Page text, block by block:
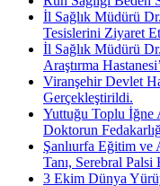
İl Sağlık Müdürü
Tesislerini Ziyaret
İl Sağlık Müdürü
Araştırma
Viranşehir Devlet
Gerçekleştirildi.
Yuttuğu Toplu İğne
Doktorun
Şanlıurfa Eğitim ve
Tanı, Serebral Palsi
3 Ekim Dünya